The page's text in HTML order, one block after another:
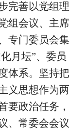
完善以党组理
组会议、主席
专门委员会集
月坛”、委员
体系。坚持把
义思想作为两
要政治任务，
、常委会会议